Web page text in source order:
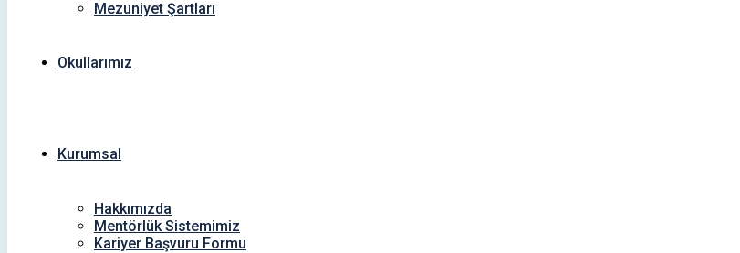
Mezuniyet Şartları
Okullarımız
Kurumsal
Hakkımızda
Mentörlük Sistemimiz
Kariyer Başvuru Formu